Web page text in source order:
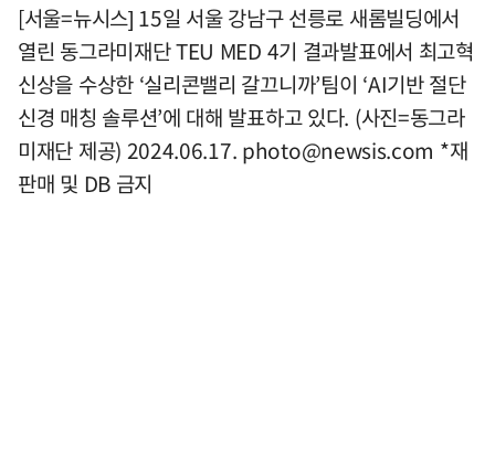
[서울=뉴시스] 15일 서울 강남구 선릉로 새롬빌딩에서
열린 동그라미재단 TEU MED 4기 결과발표에서 최고혁
신상을 수상한 ‘실리콘밸리 갈끄니까’팀이 ‘AI기반 절단
신경 매칭 솔루션’에 대해 발표하고 있다. (사진=동그라
미재단 제공) 2024.06.17. photo@newsis.com *재
판매 및 DB 금지